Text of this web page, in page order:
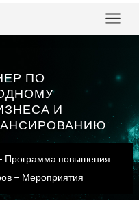
a
ПО
И
Программа повышения
– Мероприятия